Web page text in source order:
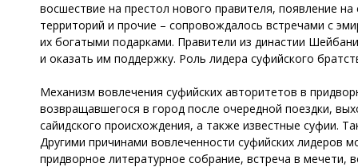
восшествие на престол нового правителя, появление
территорий и прочие – сопровождалось встречами с
их богатыми подарками. Правители из династии
и оказать им поддержку. Роль лидера суфийского
Механизм вовлечения суфийских авторитетов в
возвращавшегося в город после очередной поездки,
сайидского происхождения, а также известные суфии.
Другими причинами вовлеченности суфийских лидеров
придворное литературное собрание, встреча в мечети,